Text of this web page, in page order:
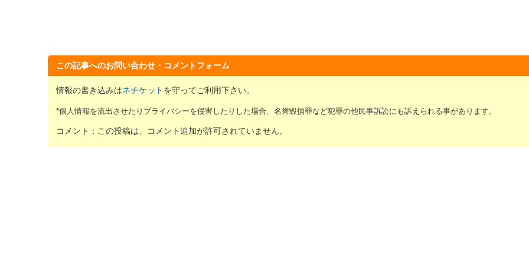
この記事へのお問い合わせ・コメントフォーム
情報の書き込みはネチケット を守ってご利用下さい。
*個人情報を流出させたりプライバシーを侵害したりした場合、名誉毀損罪など犯罪の他民事訴訟にも訴えられる事があります。
コメント：この投稿は、コメント追加が許可されていません。